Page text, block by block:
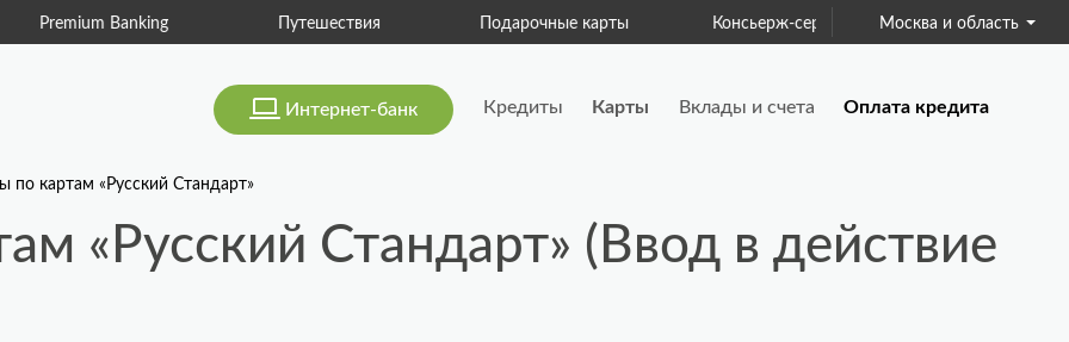
Banking Путешествия Подарочные карты Консьерж-сервис Для бизнеса
Москва и область
Интернет-банк Кредиты Карты Вклады и счета Оплата кредита
по картам «Русский Стандарт»
«Русский Стандарт» (Ввод в действие